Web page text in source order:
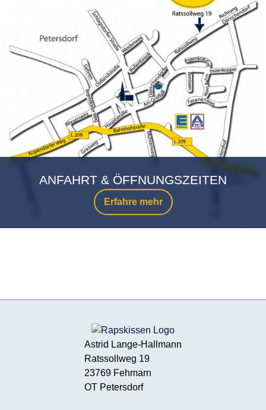
Erfahre mehr
ANFAHRT & ÖFFNUNGSZEITEN
Astrid Lange-Hallmann
Ratssollweg 19
23769 Fehmarn
OT Petersdorf